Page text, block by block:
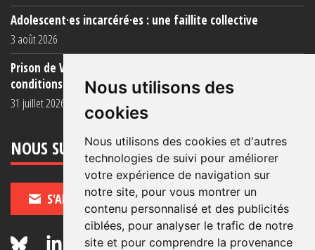
Nous utilisons des
cookies
Nous utilisons des cookies et d'autres
technologies de suivi pour améliorer
votre expérience de navigation sur
notre site, pour vous montrer un
contenu personnalisé et des publicités
ciblées, pour analyser le trafic de notre
site et pour comprendre la provenance
Adolescent·es incarcéré·es : une faillite collective
3 août 2026
Prison de Vendin-le-Vieil : témoignage de familles sur les
conditions (...)
31 juillet 2026
NOUS SUIVRE
S'ABONNER